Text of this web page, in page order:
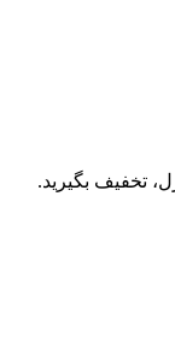
تخفیف بگیرید.